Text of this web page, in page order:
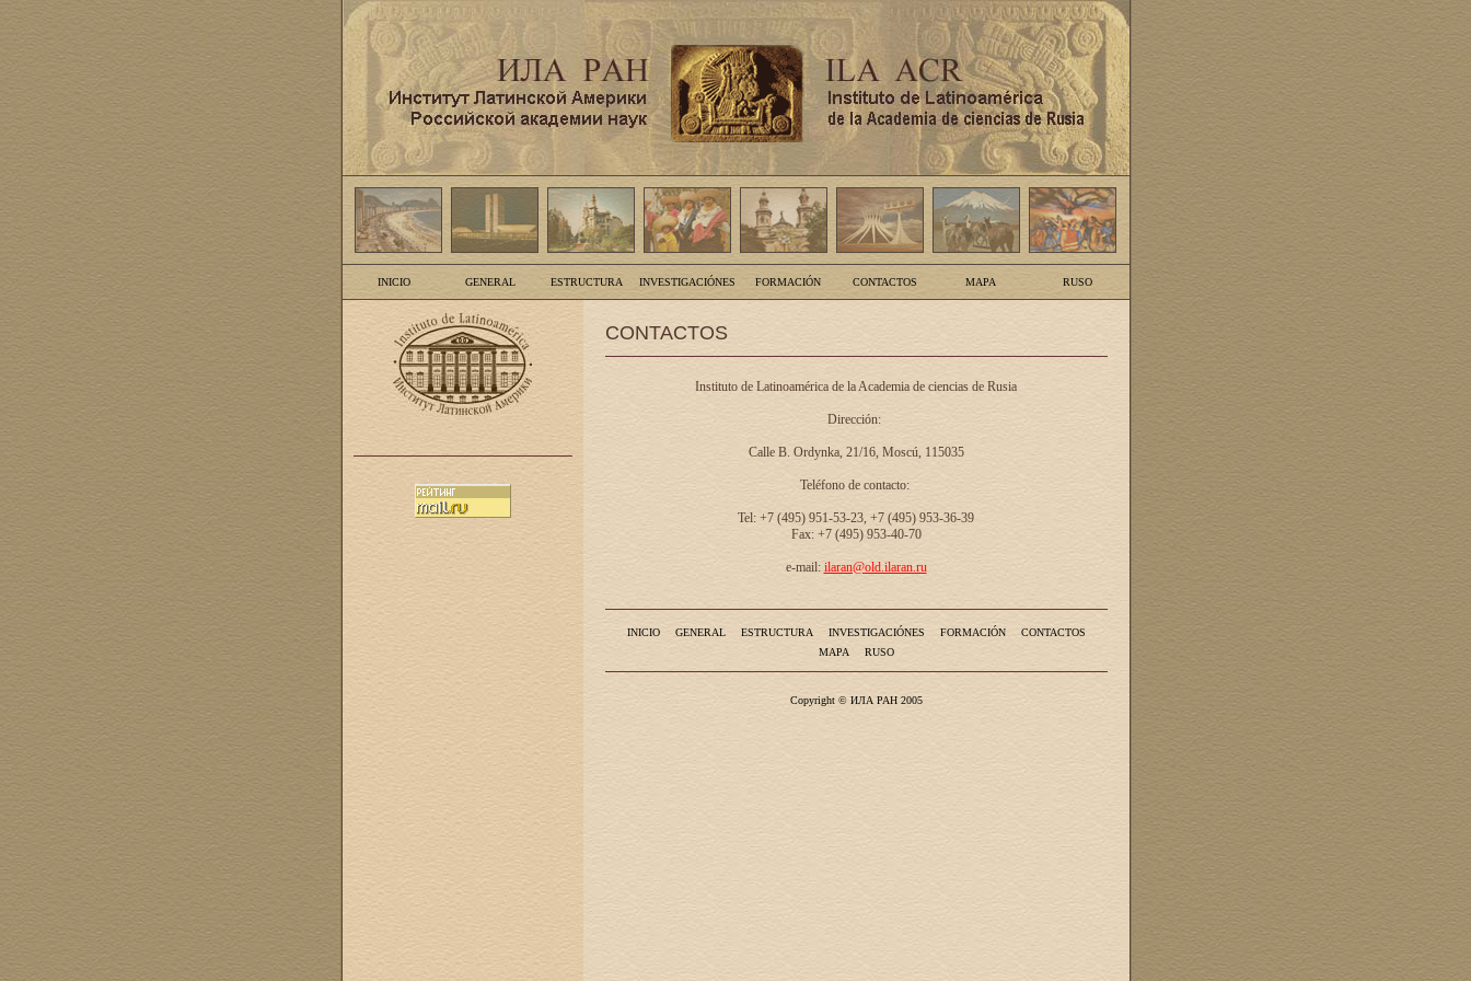
INICIO GENERAL ESTRUCTURA INVESTIGACIÓNES FORMACIÓN CONTACTOS MAPA RUSO
CONTACTOS
Instituto de Latinoamérica de la Academia de ciencias de Rusia
Dirección:
Calle B. Ordynka, 21/16, Moscú, 115035
Teléfono de contacto:
Tel: +7 (495) 951-53-23, +7 (495) 953-36-39
Fax: +7 (495) 953-40-70
e-mail: ilaran@old.ilaran.ru
INICIO GENERAL ESTRUCTURA INVESTIGACIÓNES FORMACIÓN
CONTACTOS
MAPA
RUSO
Copyright © ИЛА РАН 2005